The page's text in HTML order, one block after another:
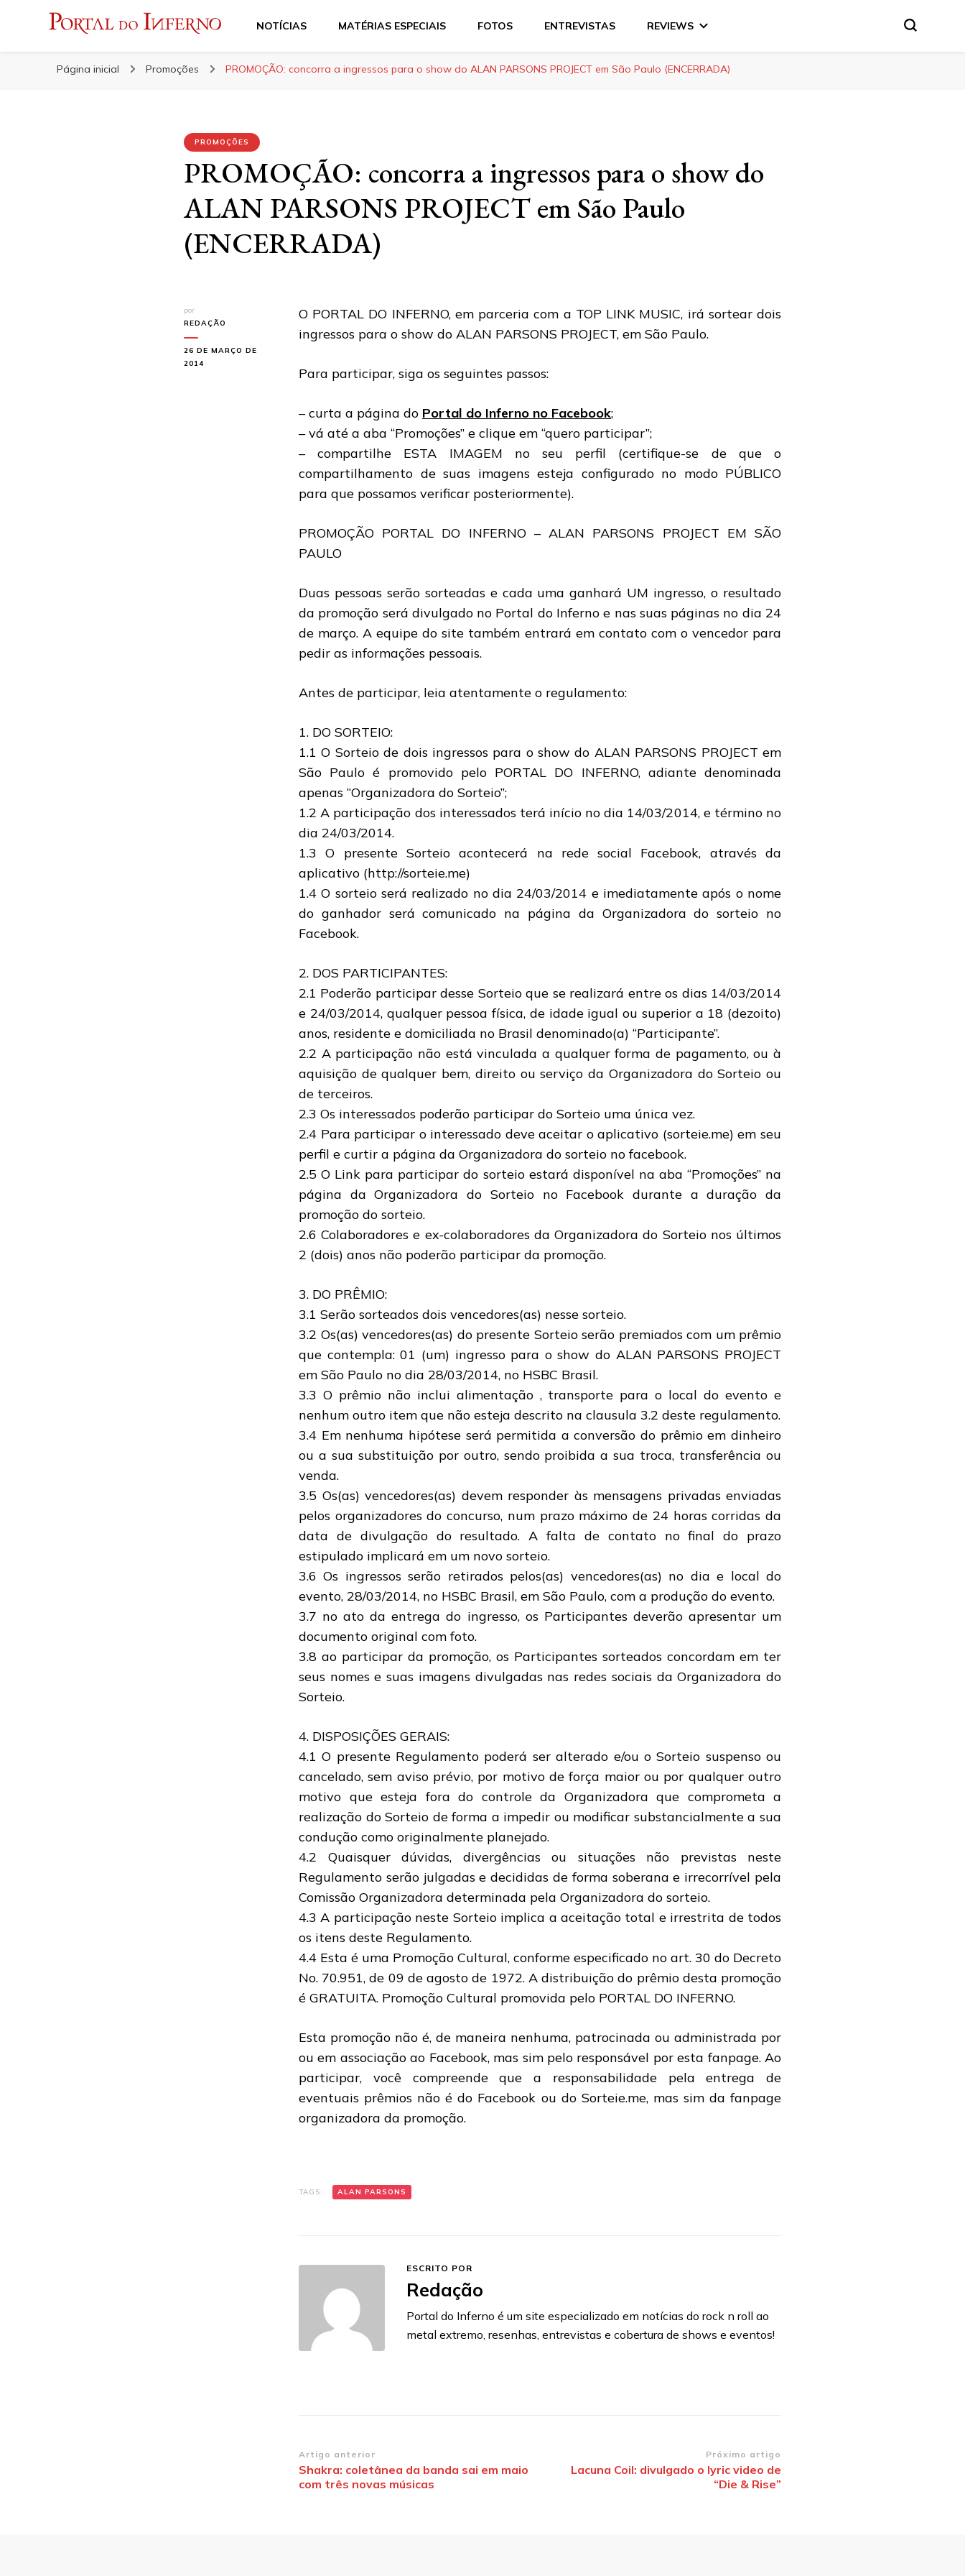
Portal do Inferno
NOTÍCIAS MATÉRIAS ESPECIAIS FOTOS ENTREVISTAS REVIEWS
Página inicial Promoções PROMOÇÃO: concorra a ingressos para o show do ALAN PARSONS PROJECT em São Paulo (ENCERRADA)
PROMOÇÕES
PROMOÇÃO: concorra a ingressos para o show do
ALAN PARSONS PROJECT em São Paulo
(ENCERRADA)
por
REDAÇÃO
26 DE MARÇO DE
2014
O PORTAL DO INFERNO, em parceria com a TOP LINK MUSIC, irá sortear dois
ingressos para o show do ALAN PARSONS PROJECT, em São Paulo.
Para participar, siga os seguintes passos:
– curta a página do Portal do Inferno no Facebook;
– vá até a aba “Promoções” e clique em “quero participar”;
– compartilhe ESTA IMAGEM no seu perfil (certifique-se de que o
compartilhamento de suas imagens esteja configurado no modo PÚBLICO
para que possamos verificar posteriormente).
PROMOÇÃO PORTAL DO INFERNO – ALAN PARSONS PROJECT EM SÃO
PAULO
Duas pessoas serão sorteadas e cada uma ganhará UM ingresso, o resultado
da promoção será divulgado no Portal do Inferno e nas suas páginas no dia 24
de março. A equipe do site também entrará em contato com o vencedor para
pedir as informações pessoais.
Antes de participar, leia atentamente o regulamento:
1. DO SORTEIO:
1.1 O Sorteio de dois ingressos para o show do ALAN PARSONS PROJECT em
São Paulo é promovido pelo PORTAL DO INFERNO, adiante denominada
apenas “Organizadora do Sorteio”;
1.2 A participação dos interessados terá início no dia 14/03/2014, e término no
dia 24/03/2014.
1.3 O presente Sorteio acontecerá na rede social Facebook, através da
aplicativo (http://sorteie.me)
1.4 O sorteio será realizado no dia 24/03/2014 e imediatamente após o nome
do ganhador será comunicado na página da Organizadora do sorteio no
Facebook.
2. DOS PARTICIPANTES:
2.1 Poderão participar desse Sorteio que se realizará entre os dias 14/03/2014
e 24/03/2014, qualquer pessoa física, de idade igual ou superior a 18 (dezoito)
anos, residente e domiciliada no Brasil denominado(a) “Participante”.
2.2 A participação não está vinculada a qualquer forma de pagamento, ou à
aquisição de qualquer bem, direito ou serviço da Organizadora do Sorteio ou
de terceiros.
2.3 Os interessados poderão participar do Sorteio uma única vez.
2.4 Para participar o interessado deve aceitar o aplicativo (sorteie.me) em seu
perfil e curtir a página da Organizadora do sorteio no facebook.
2.5 O Link para participar do sorteio estará disponível na aba “Promoções” na
página da Organizadora do Sorteio no Facebook durante a duração da
promoção do sorteio.
2.6 Colaboradores e ex-colaboradores da Organizadora do Sorteio nos últimos
2 (dois) anos não poderão participar da promoção.
3. DO PRÊMIO:
3.1 Serão sorteados dois vencedores(as) nesse sorteio.
3.2 Os(as) vencedores(as) do presente Sorteio serão premiados com um prêmio
que contempla: 01 (um) ingresso para o show do ALAN PARSONS PROJECT
em São Paulo no dia 28/03/2014, no HSBC Brasil.
3.3 O prêmio não inclui alimentação , transporte para o local do evento e
nenhum outro item que não esteja descrito na clausula 3.2 deste regulamento.
3.4 Em nenhuma hipótese será permitida a conversão do prêmio em dinheiro
ou a sua substituição por outro, sendo proibida a sua troca, transferência ou
venda.
3.5 Os(as) vencedores(as) devem responder às mensagens privadas enviadas
pelos organizadores do concurso, num prazo máximo de 24 horas corridas da
data de divulgação do resultado. A falta de contato no final do prazo
estipulado implicará em um novo sorteio.
3.6 Os ingressos serão retirados pelos(as) vencedores(as) no dia e local do
evento, 28/03/2014, no HSBC Brasil, em São Paulo, com a produção do evento.
3.7 no ato da entrega do ingresso, os Participantes deverão apresentar um
documento original com foto.
3.8 ao participar da promoção, os Participantes sorteados concordam em ter
seus nomes e suas imagens divulgadas nas redes sociais da Organizadora do
Sorteio.
4. DISPOSIÇÕES GERAIS:
4.1 O presente Regulamento poderá ser alterado e/ou o Sorteio suspenso ou
cancelado, sem aviso prévio, por motivo de força maior ou por qualquer outro
motivo que esteja fora do controle da Organizadora que comprometa a
realização do Sorteio de forma a impedir ou modificar substancialmente a sua
condução como originalmente planejado.
4.2 Quaisquer dúvidas, divergências ou situações não previstas neste
Regulamento serão julgadas e decididas de forma soberana e irrecorrível pela
Comissão Organizadora determinada pela Organizadora do sorteio.
4.3 A participação neste Sorteio implica a aceitação total e irrestrita de todos
os itens deste Regulamento.
4.4 Esta é uma Promoção Cultural, conforme especificado no art. 30 do Decreto
No. 70.951, de 09 de agosto de 1972. A distribuição do prêmio desta promoção
é GRATUITA. Promoção Cultural promovida pelo PORTAL DO INFERNO.
Esta promoção não é, de maneira nenhuma, patrocinada ou administrada por
ou em associação ao Facebook, mas sim pelo responsável por esta fanpage. Ao
participar, você compreende que a responsabilidade pela entrega de
eventuais prêmios não é do Facebook ou do Sorteie.me, mas sim da fanpage
organizadora da promoção.
TAGS: ALAN PARSONS
ESCRITO POR
Redação
Portal do Inferno é um site especializado em notícias do rock n roll ao
metal extremo, resenhas, entrevistas e cobertura de shows e eventos!
Navegação
de
Artigo anterior
Shakra: coletânea da banda sai em maio
com três novas músicas
Próximo artigo
Lacuna Coil: divulgado o lyric video de
“Die & Rise”